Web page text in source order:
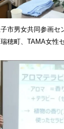
市男女共同参画セ
穂町、TAMA女性